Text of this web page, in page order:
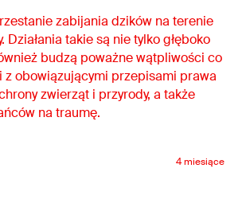
zabijania dzików na terenie
Działania takie są nie tylko głęboko
budzą poważne wątpliwości co
z obowiązującymi przepisami prawa
zwierząt i przyrody, a także
na traumę.
4 miesiące